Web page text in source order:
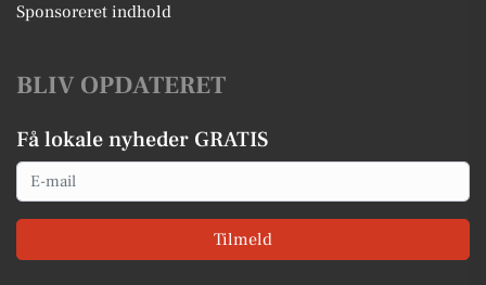
Sponsoreret indhold
BLIV OPDATERET
Få lokale nyheder GRATIS
Email
Tilmeld